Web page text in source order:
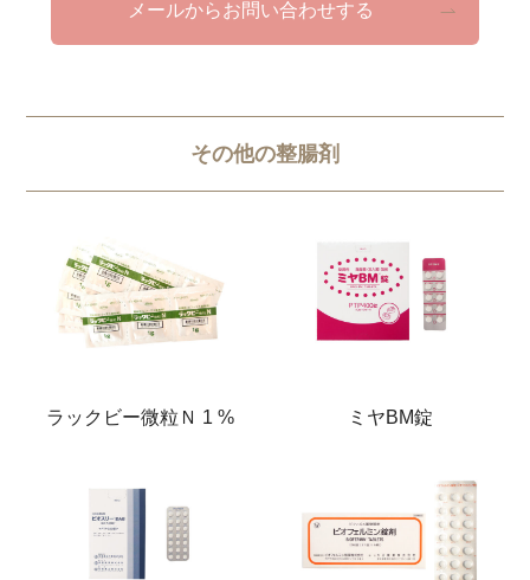
メールからお問い合わせする
その他の整腸剤
ラックビー微粒Ｎ 1 % ミヤBM錠